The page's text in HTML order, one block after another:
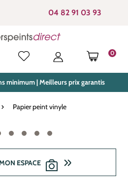
04 82 91 03 93
0
LE
minimum | Meilleurs prix garantis
Papier peint vinyle
ESPACE